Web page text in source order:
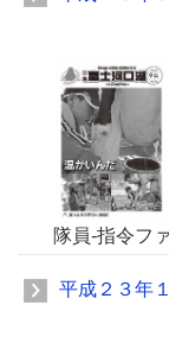
隊員-指令フ
平成２３年